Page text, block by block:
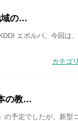
域の…
エボルバ。今回は
カテゴ
の教…
予定でしたが、新型